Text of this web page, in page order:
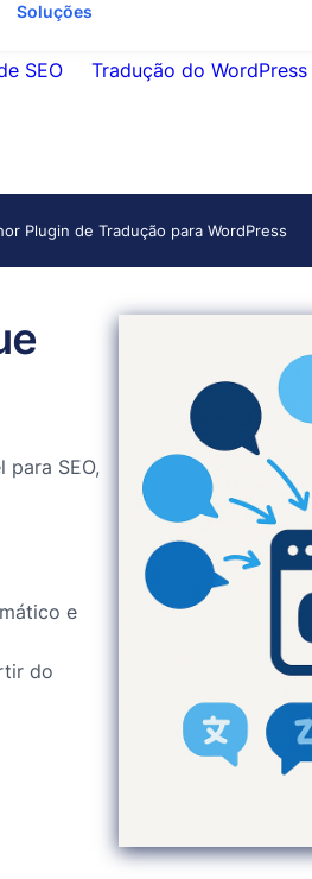
Soluções
SEO Tradução do WordPress
Plugin de Tradução para WordPress
SEO,
e
do